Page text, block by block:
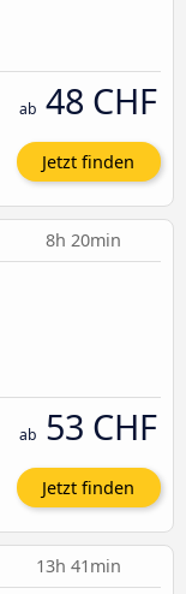
ab 48 CHF
Jetzt finden
8h 20min
ab 53 CHF
Jetzt finden
13h 41min